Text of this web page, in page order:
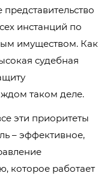
представительство
инстанций по
имуществом. Как
судебная
таком деле.
эти приоритеты
– эффективное,
которое работает